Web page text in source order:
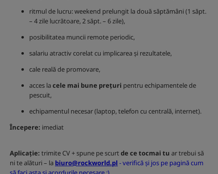
ritmul de lucru: weekend prelungit la două săptămâni (1 săpt.
– 4 zile lucrătoare, 2 săpt. – 6 zile),
posibilitatea muncii remote periodic,
salariu atractiv corelat cu implicarea și rezultatele,
cale reală de promovare,
acces lacele mai bune prețuri pentru echipamentele de
pescuit,
echipamentul necesar (laptop, telefon cu centrală, internet).
Începere: imediat
Aplicație: trimite CV + spune pe scurtde ce tocmai tu ar trebui să
ni te alături – la biuro@rockworld.pl -verifică și jos pe pagină cum